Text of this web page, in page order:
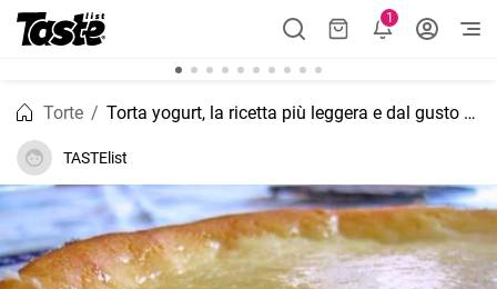
1
Torte Torta yogurt, la ricetta più leggera e dal gusto unico
TASTElist